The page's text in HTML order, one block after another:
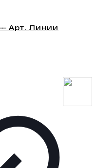
Арт. Линии